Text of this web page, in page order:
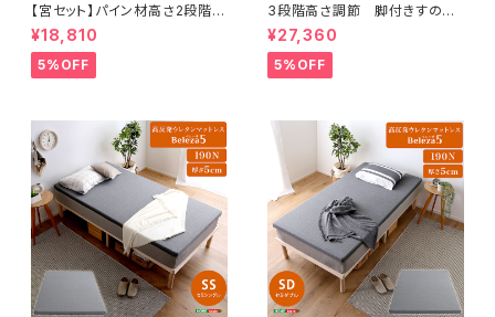
【宮セット】パイン材高さ2段階調
整脚付きすのこベッド(セミダブ
ル) ASP-HP-02SD
¥18,810
5%OFF
3段階高さ調節 脚付きすのこ
ベッド(セミダブル) 【Lilitta-リリ
ッタ-】(ポケットコイルロールマッ
トレス付き) セミダブル
¥27,360
5%OFF